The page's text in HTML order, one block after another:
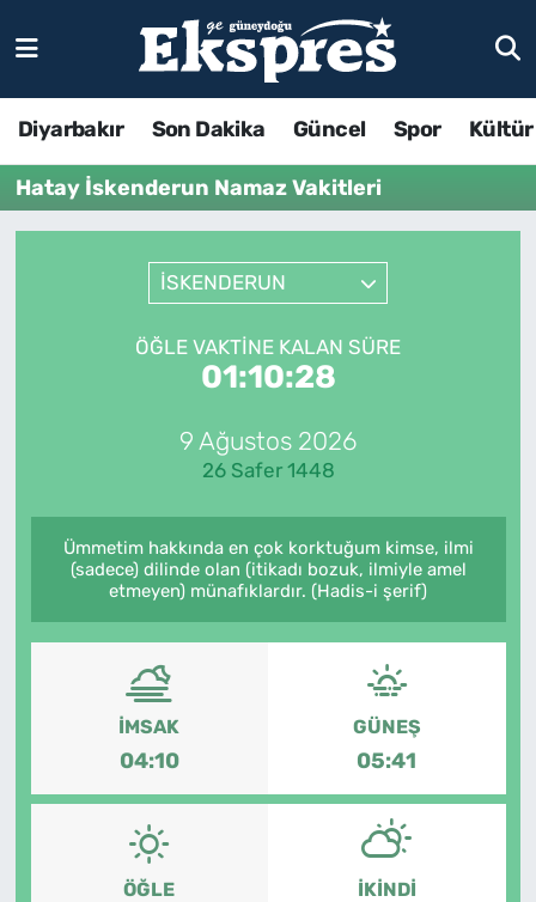
Diyarbakır Son Dakika Güncel Spor
Hatay İskenderun Namaz Vakitleri
İSKENDERUN
ÖĞLE VAKTINE KALAN SÜRE
01:10:28
9 Ağustos 2026
26 Safer 1448
Ümmetim hakkında en çok korktuğum kimse, ilmi
(sadece) dilinde olan (itikadı bozuk, ilmiyle amel
etmeyen) münafıklardır. (Hadis-i şerif)
İMSAK
04:10
GÜNEŞ
05:41
ÖĞLE İKINDI